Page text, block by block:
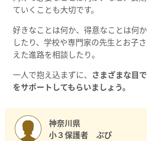
ていくことも大切です。
好きなことは何か、得意なことは何
したり、学校や専門家の先生とお子
えた進路を相談したり。
一人で抱え込まずに、 さまざまな目
をサポートしてもらいましょう。
神奈川県
小３保護者 ぷぴ